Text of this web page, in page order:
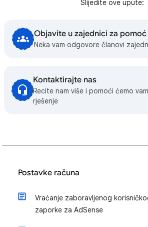
Slijedite ove upute:
Objavite u zajednici za pomoć
Neka vam odgovore članovi
Kontaktirajte nas
Recite nam više i pomoći ćemo
rješenje
Postavke računa
Vraćanje zaboravljenog
zaporke za AdSense